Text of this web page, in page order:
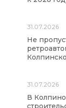
31.07.2026
Не
31.07.2026
В